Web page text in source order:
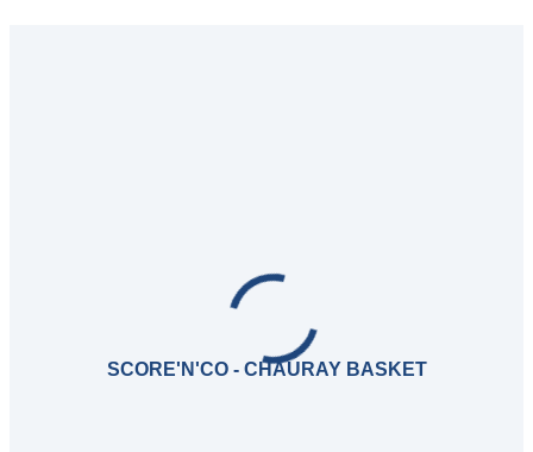
SCORE'N'CO - CHAURAY BASKET